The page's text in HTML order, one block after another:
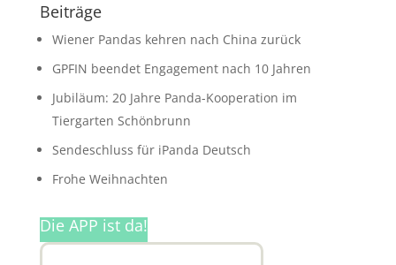
Beiträge
Wiener Pandas kehren nach China zurück
GPFIN beendet Engagement nach 10 Jahren
Jubiläum: 20 Jahre Panda-Kooperation im
Tiergarten Schönbrunn
Sendeschluss für iPanda Deutsch
Frohe Weihnachten
Die APP ist da!